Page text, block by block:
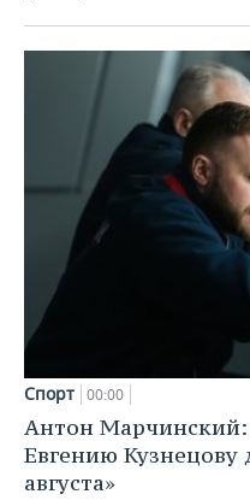
Спорт 00:00
Антон
Евгению Кузнецову
августа»